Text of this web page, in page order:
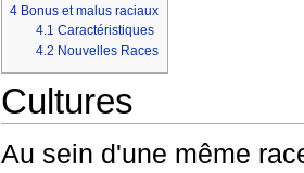
4 Bonus et malus raciaux
4.1 Caractéristiques
4.2 Nouvelles Races
Cultures
Au sein d'une même